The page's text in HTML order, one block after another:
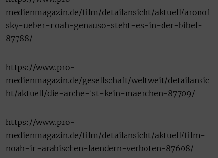
medienmagazin.de/film/detailansicht/aktuell/aronof
sky-ueber-noah-genauso-steht-es-in-der-bibel-
87788/
https://www.pro-
medienmagazin.de/gesellschaft/weltweit/detailansic
ht/aktuell/die-arche-ist-kein-maerchen-87709/
https://www.pro-
medienmagazin.de/film/detailansicht/aktuell/film-
noah-in-arabischen-laendern-verboten-87608/